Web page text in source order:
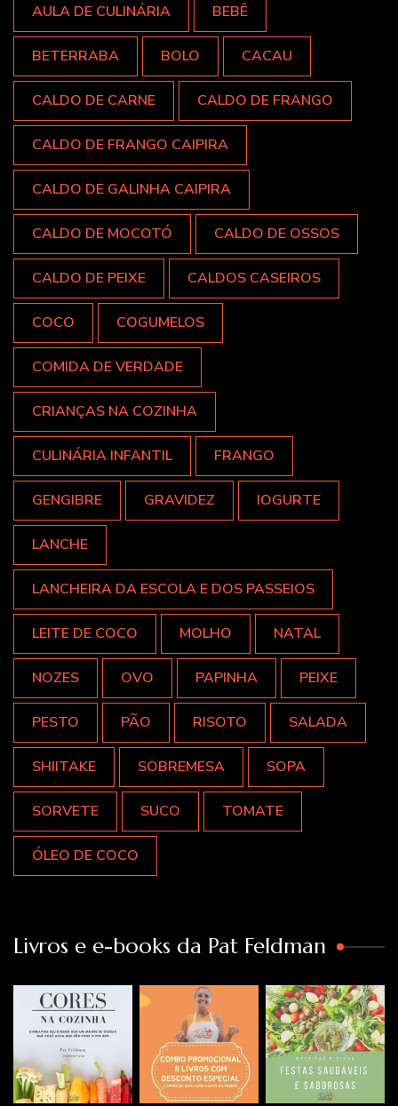
AULA DE CULINÁRIA BEBÊ
BETERRABA BOLO CACAU
CALDO DE CARNE CALDO DE FRANGO
CALDO DE FRANGO CAIPIRA
CALDO DE GALINHA CAIPIRA
CALDO DE MOCOTÓ CALDO DE OSSOS
CALDO DE PEIXE CALDOS CASEIROS
COCO COGUMELOS
COMIDA DE VERDADE
CRIANÇAS NA COZINHA
CULINÁRIA INFANTIL FRANGO
GENGIBRE GRAVIDEZ IOGURTE
LANCHE
LANCHEIRA DA ESCOLA E DOS PASSEIOS
LEITE DE COCO MOLHO NATAL
NOZES OVO PAPINHA PEIXE
PESTO PÃO RISOTO SALADA
SHIITAKE SOBREMESA SOPA
SORVETE SUCO TOMATE
ÓLEO DE COCO
Livros e e-books da Pat Feldman